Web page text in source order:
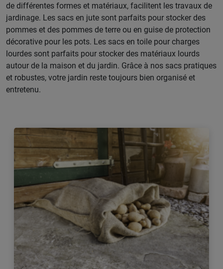
de différentes formes et matériaux, facilitent les travaux de
jardinage. Les sacs en jute sont parfaits pour stocker des
pommes et des pommes de terre ou en guise de protection
décorative pour les pots. Les sacs en toile pour charges
lourdes sont parfaits pour stocker des matériaux lourds
autour de la maison et du jardin. Grâce à nos sacs pratiques
et robustes, votre jardin reste toujours bien organisé et
entretenu.